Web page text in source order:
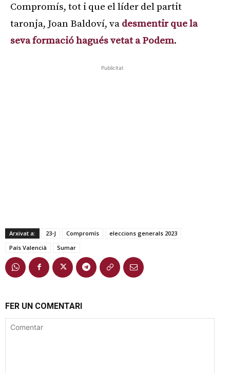
Compromís, tot i que el líder del partit
taronja, Joan Baldoví, va desmentir que la
seva formació hagués vetat a Podem.
Publicitat
Arxivat a: 23-J Compromís
eleccions generals 2023
País Valencià
Sumar
FER UN COMENTARI